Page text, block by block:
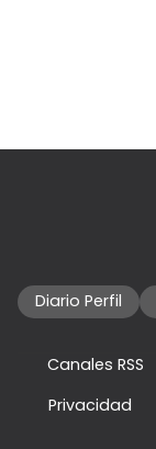
Diario Perfil
Canales RSS
Privacidad